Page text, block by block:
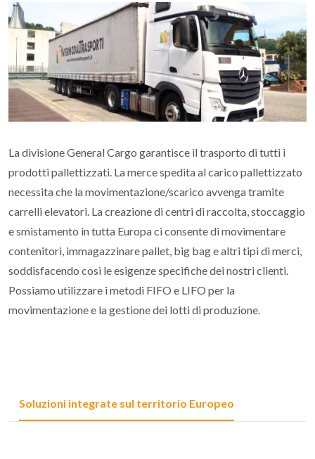
La divisione General Cargo garantisce il trasporto di tutti i
prodotti pallettizzati. La merce spedita al carico pallettizzato
necessita che la movimentazione/scarico avvenga tramite
carrelli elevatori. La creazione di centri di raccolta, stoccaggio
e smistamento in tutta Europa ci consente di movimentare
contenitori, immagazzinare pallet, big bag e altri tipi di merci,
soddisfacendo così le esigenze specifiche dei nostri clienti.
Possiamo utilizzare i metodi FIFO e LIFO per la
movimentazione e la gestione dei lotti di produzione.
Soluzioni integrate sul territorio Europeo